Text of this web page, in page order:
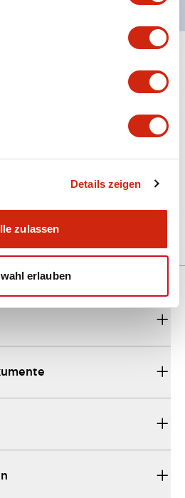
Details zeigen
zulassen
erlauben